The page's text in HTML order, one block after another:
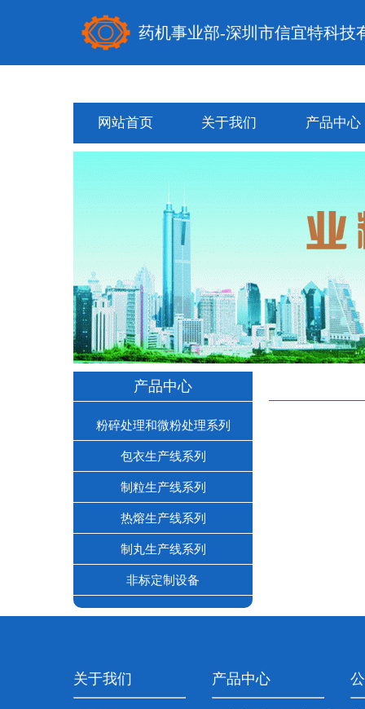
药机事业部-深圳市信宜特科技
网站首页 关于我们 产品中心
产品中心
粉碎处理和微粉处理系列
包衣生产线系列
制粒生产线系列
热熔生产线系列
制丸生产线系列
非标定制设备
关于我们 产品中心